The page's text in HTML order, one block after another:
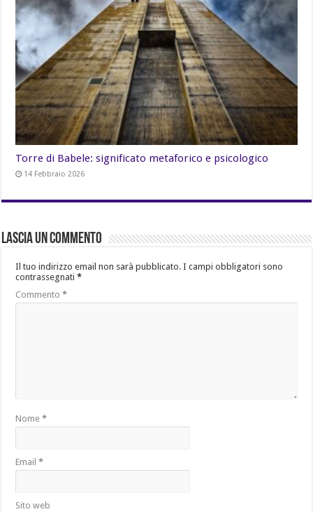
Torre di Babele: significato metaforico e psicologico
14 Febbraio 2026
Lascia un commento
Il tuo indirizzo email non sarà pubblicato. I campi obbligatori sono
contrassegnati*
Commento*
Nome*
Email*
Sito web